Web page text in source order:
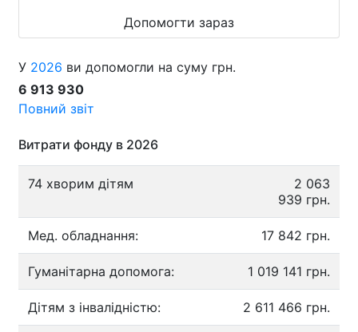
Допомогти зараз
У 2026 ви допомогли на суму грн.
6 913 930
Повний звіт
Витрати фонду в 2026
74 хворим дітям
2 063
939 грн.
Мед. обладнання: 17 842 грн.
Гуманітарна допомога: 1 019 141 грн.
Дітям з інвалідністю: 2 611 466 грн.